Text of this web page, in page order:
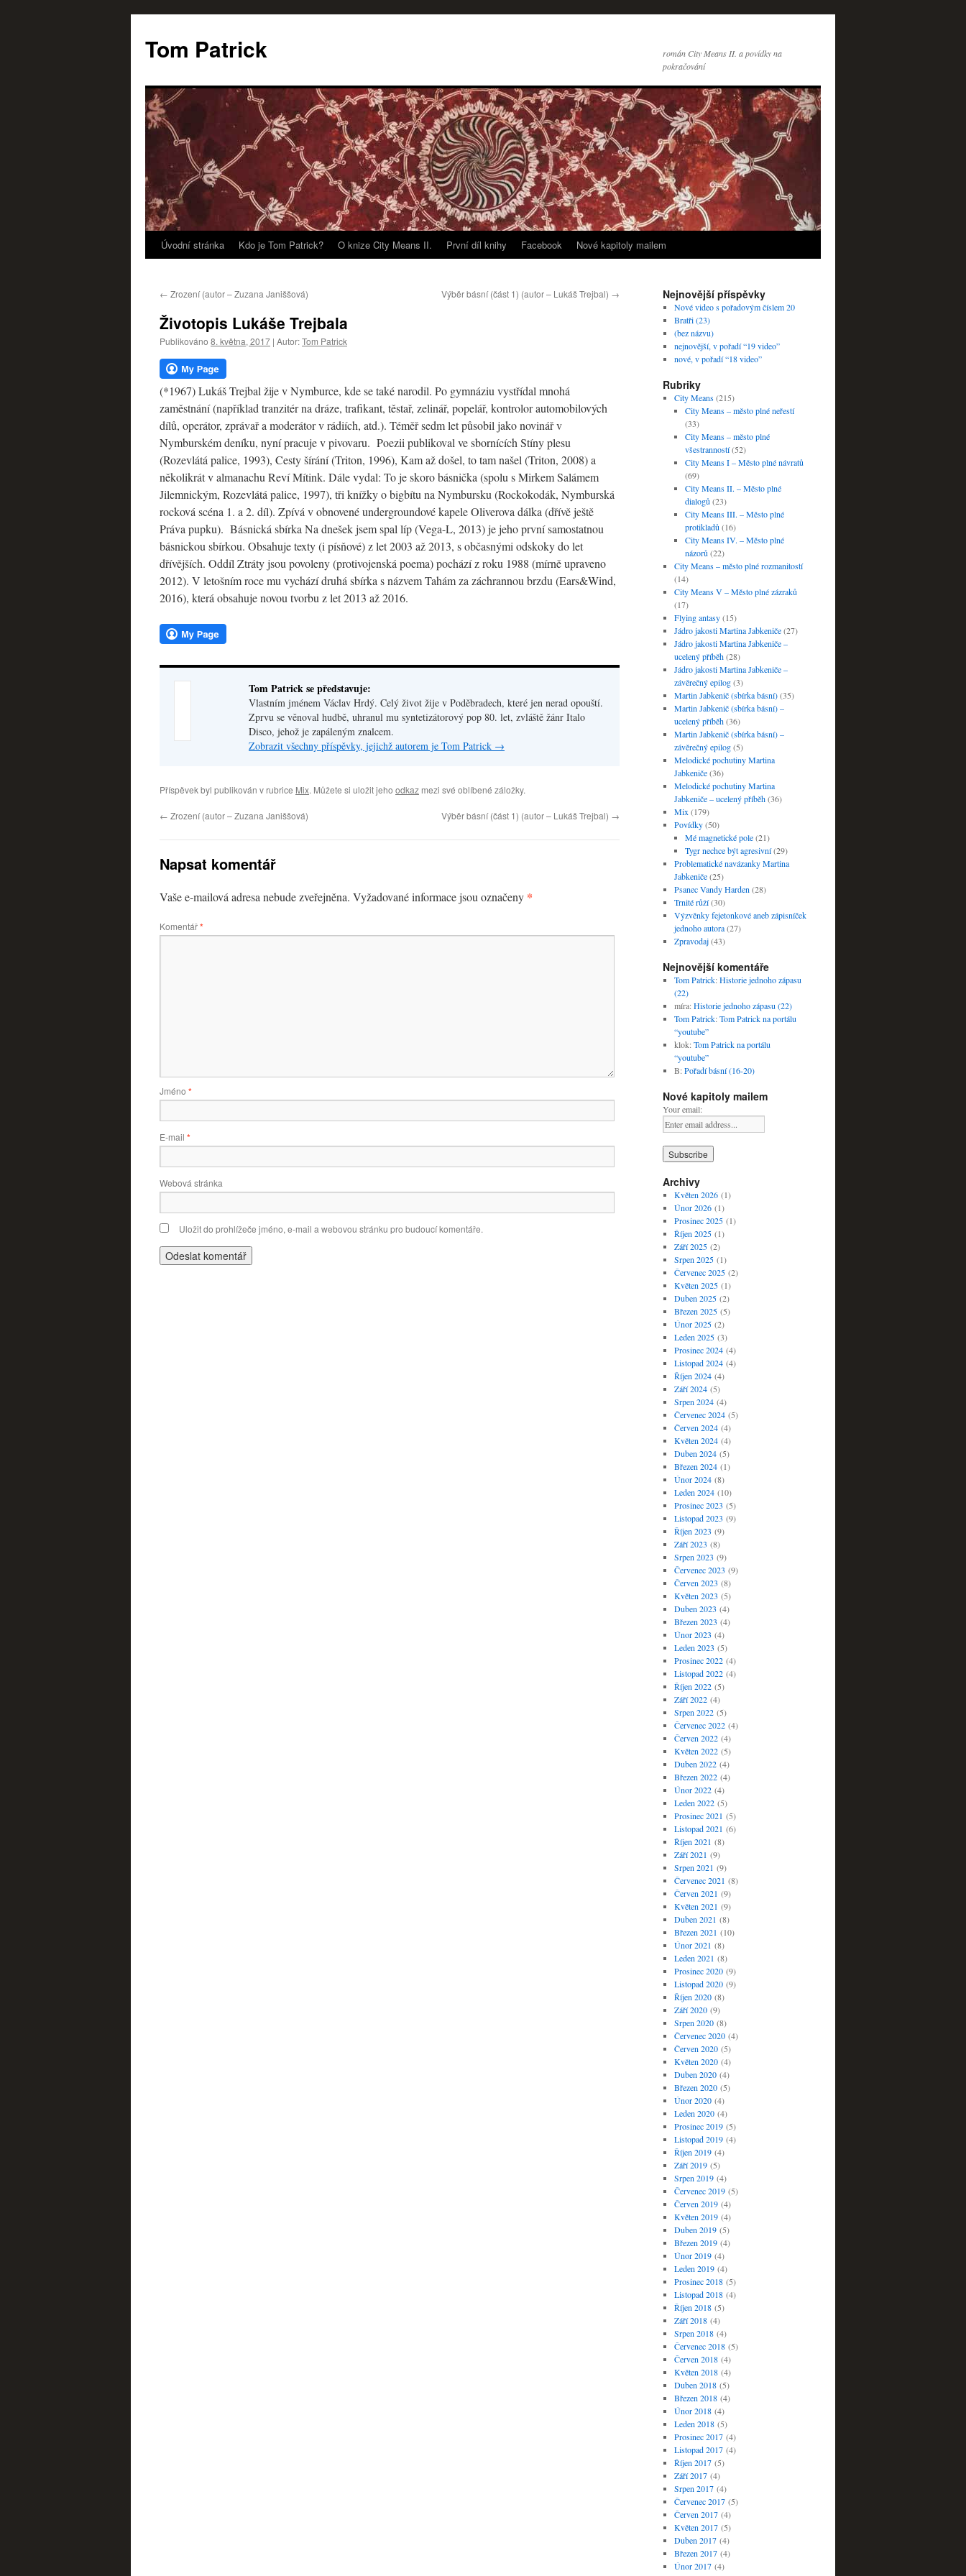
Tom Patrick
román City Means II. a povídky na
pokračování
Přejít
obsahu
webu
Úvodní stránka Kdo je Tom Patrick? O knize City Means II. První díl knihy Facebook Nové kapitoly mailem
← Zrození (autor – Zuzana Janiššová) Výběr básní (část 1) (autor – Lukáš Trejbal) →
Životopis Lukáše Trejbala
Publikováno 8. května, 2017 | Autor:Tom Patrick
(*1967) Lukáš Trejbal žije v Nymburce, kde se také narodil. Po gymnáziu vystřídal mnohá
zaměstnání (například tranzitér na dráze, trafikant, těstař, zelinář, popelář, kontrolor automobilových
dílů, operátor, zprávař a moderátor v rádiích, atd.). Téměř sedm let působil jako novinář v
Nymburském deníku, nyní pracuje v pivovaru. Poezii publikoval ve sbornících Stíny plesu
(Rozevlátá palice, 1993), Cesty šírání (Triton, 1996), Kam až došel, to tam našel (Triton, 2008) a
několikrát v almanachu Reví Mítink. Dále vydal: To je skoro básnička (spolu s Mirkem Salámem
Jilemnickým, Rozevlátá palice, 1997), tři knížky o bigbítu na Nymbursku (Rockokodák, Nymburská
rocková scéna 1. a 2. díl). Zpívá v obnovené undergroundové kapele Oliverova dálka (dřívě ještě
Práva pupku). Básnická sbírka Na dnešek jsem spal líp (Vega-L, 2013) je jeho první samostatnou
básnickou sbírkou. Obsahuje texty (i písňové) z let 2003 až 2013, s občasnými odskoky do let
dřívějších. Oddíl Ztráty jsou povoleny (protivojenská poema) pochází z roku 1988 (mírně upraveno
2012). V letošním roce mu vychází druhá sbírka s názvem Tahám za záchrannou brzdu (Ears&Wind,
2016), která obsahuje novou tvorbu z let 2013 až 2016.
Tom Patrick se představuje:
Vlastním jménem Václav Hrdý. Celý život žije v Poděbradech, které jen nerad opouští.
Zprvu se věnoval hudbě, uhranul mu syntetizátorový pop 80. let, zvláště žánr Italo
Disco, jehož je zapáleným znalcem.
Zobrazit všechny příspěvky, jejichž autorem je Tom Patrick →
Příspěvek byl publikován v rubrice Mix. Můžete si uložit jeho odkaz mezi své oblíbené záložky.
← Zrození (autor – Zuzana Janiššová) Výběr básní (část 1) (autor – Lukáš Trejbal) →
Napsat komentář
Vaše e-mailová adresa nebude zveřejněna. Vyžadované informace jsou označeny *
Komentář*
Jméno *
E-mail *
Webová stránka
Uložit do prohlížeče jméno, e-mail a webovou stránku pro budoucí komentáře.
Nejnovější příspěvky
Nové video s pořadovým číslem 20
Bratři (23)
(bez názvu)
nejnovější, v pořadí “19 video”
nové, v pořadí “18 video”
Rubriky
City Means(215)
City Means – město plné neřestí
(33)
City Means – město plné
všestranností(52)
City Means I – Město plné návratů
(69)
City Means II. – Město plné
dialogů (23)
City Means III. – Město plné
protikladů (16)
City Means IV. – Město plné
názorů (22)
City Means – město plné rozmanitostí
(14)
City Means V – Město plné zázraků
(17)
Flying antasy(15)
Jádro jakosti Martina Jabkeniče(27)
Jádro jakosti Martina Jabkeniče –
ucelený příběh(28)
Jádro jakosti Martina Jabkeniče –
závěrečný epilog(3)
Martin Jabkenič (sbírka básní)(35)
Martin Jabkenič (sbírka básní) –
ucelený příběh(36)
Martin Jabkenič (sbírka básní) –
závěrečný epilog(5)
Melodické pochutiny Martina
Jabkeniče(36)
Melodické pochutiny Martina
Jabkeniče – ucelený příběh(36)
Mix (179)
Povídky(50)
Mé magnetické pole(21)
Tygr nechce být agresivní(29)
Problematické navázanky Martina
Jabkeniče(25)
Psanec Vandy Harden (28)
Trnité růží(30)
Výzvěnky fejetonkové aneb zápisníček
jednoho autora(27)
Zpravodaj(43)
Nejnovější komentáře
Tom Patrick:Historie jednoho zápasu
(22)
míra:Historie jednoho zápasu (22)
Tom Patrick:Tom Patrick na portálu
“youtube”
klok:Tom Patrick na portálu
“youtube”
B:Pořadí básní (16-20)
Nové kapitoly mailem
Your email:
Archivy
Květen 2026(1)
Únor 2026(1)
Prosinec 2025(1)
Říjen 2025(1)
Září 2025(2)
Srpen 2025(1)
Červenec 2025(2)
Květen 2025(1)
Duben 2025(2)
Březen 2025(5)
Únor 2025(2)
Leden 2025(3)
Prosinec 2024(4)
Listopad 2024(4)
Říjen 2024(4)
Září 2024(5)
Srpen 2024(4)
Červenec 2024(5)
Červen 2024(4)
Květen 2024(4)
Duben 2024(5)
Březen 2024(1)
Únor 2024(8)
Leden 2024(10)
Prosinec 2023 (5)
Listopad 2023 (9)
Říjen 2023 (9)
Září 2023 (8)
Srpen 2023 (9)
Červenec 2023 (9)
Červen 2023 (8)
Květen 2023 (5)
Duben 2023 (4)
Březen 2023 (4)
Únor 2023 (4)
Leden 2023 (5)
Prosinec 2022(4)
Listopad 2022(4)
Říjen 2022(5)
Září 2022(4)
Srpen 2022(5)
Červenec 2022(4)
Červen 2022(4)
Květen 2022(5)
Duben 2022(4)
Březen 2022(4)
Únor 2022(4)
Leden 2022(5)
Prosinec 2021 (5)
Listopad 2021 (6)
Říjen 2021 (8)
Září 2021 (9)
Srpen 2021 (9)
Červenec 2021 (8)
Červen 2021 (9)
Květen 2021 (9)
Duben 2021 (8)
Březen 2021 (10)
Únor 2021 (8)
Leden 2021 (8)
Prosinec 2020(9)
Listopad 2020(9)
Říjen 2020(8)
Září 2020(9)
Srpen 2020(8)
Červenec 2020(4)
Červen 2020(5)
Květen 2020(4)
Duben 2020(4)
Březen 2020(5)
Únor 2020(4)
Leden 2020(4)
Prosinec 2019(5)
Listopad 2019(4)
Říjen 2019(4)
Září 2019(5)
Srpen 2019(4)
Červenec 2019(5)
Červen 2019(4)
Květen 2019(4)
Duben 2019(5)
Březen 2019(4)
Únor 2019(4)
Leden 2019(4)
Prosinec 2018(5)
Listopad 2018(4)
Říjen 2018(5)
Září 2018(4)
Srpen 2018(4)
Červenec 2018(5)
Červen 2018(4)
Květen 2018(4)
Duben 2018(5)
Březen 2018(4)
Únor 2018(4)
Leden 2018(5)
Prosinec 2017(4)
Listopad 2017(4)
Říjen 2017(5)
Září 2017(4)
Srpen 2017(4)
Červenec 2017(5)
Červen 2017(4)
Květen 2017(5)
Duben 2017(4)
Březen 2017(4)
Únor 2017(4)